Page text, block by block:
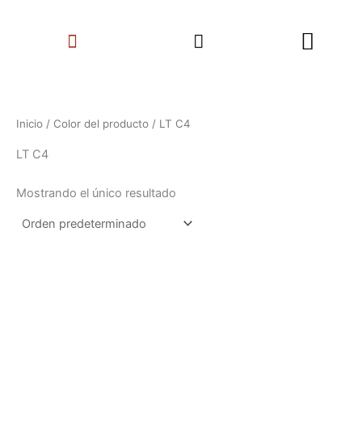
Menu Search
Inicio / Color del producto / LT C4
LT C4
Mostrando el único resultado